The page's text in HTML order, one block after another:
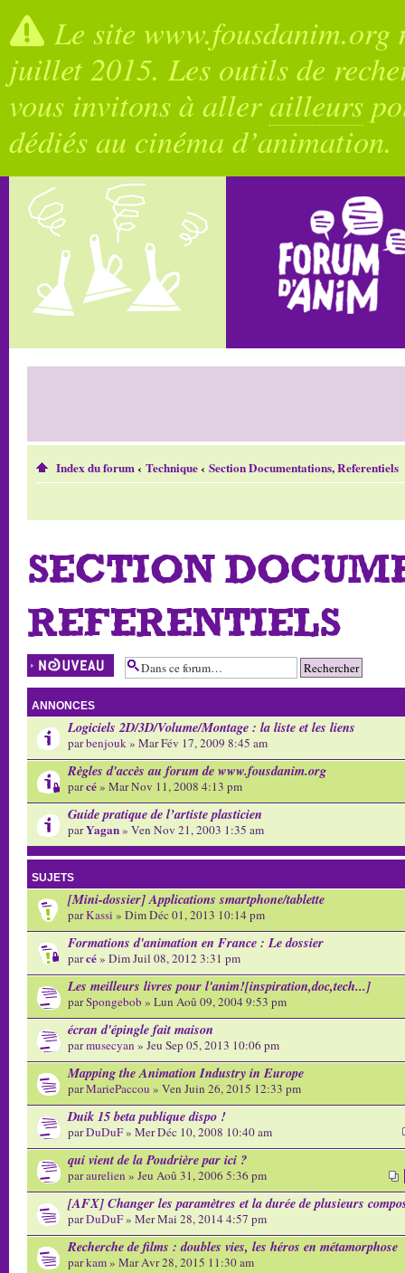
Le site
juillet 2015. Les outils de
vous invitons à allerailleurs
dédiés au cinéma d’animation.
Index du forum‹ Technique‹ Section Documentations, Referentiels
SECTION
REFERENTIELS
Écrire un nouveau
sujet
ANNONCES
Logiciels 2D/3D/Volume/Montage : la liste et les liens
parbenjouk» Mar Fév 17, 2009 8:45 am
Règles d'accès au forum de www.fousdanim.org
parcé» Mar Nov 11, 2008 4:13 pm
Guide pratique de l’artiste plasticien
parYagan» Ven Nov 21, 2003 1:35 am
SUJETS
[Mini-dossier] Applications smartphone/tablette
parKassi » Dim Déc 01, 2013 10:14 pm
Formations d'animation en France : Le dossier
parcé» Dim Juil 08, 2012 3:31 pm
Les meilleurs livres pour l'anim![inspiration,doc,tech...]
parSpongebob » Lun Aoû 09, 2004 9:53 pm
écran d'épingle fait maison
parmusecyan » Jeu Sep 05, 2013 10:06 pm
Mapping the Animation Industry in Europe
parMariePaccou » Ven Juin 26, 2015 12:33 pm
Duik 15 beta publique dispo !
parDuDuF» Mer Déc 10, 2008 10:40 am
qui vient de la Poudrière par ici ?
paraurelien » Jeu Aoû 31, 2006 5:36 pm
[AFX] Changer les paramètres et la durée de plusieurs
parDuDuF» Mer Mai 28, 2014 4:57 pm
Recherche de films : doubles vies, les héros en métamorphose
parkam» Mar Avr 28, 2015 11:30 am